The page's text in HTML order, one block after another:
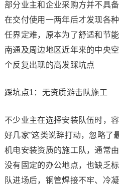
部分业主和企业采购方并不具
在交付使用一两年后才发现各
任界定难，原本为了舒适和节
南通及周边地区近年来的中央
个反复出现的高发踩坑点
踩坑点1：无资质游击队施工
不少业主在选择安装队伍时，
好几家”这类说辞打动，忽略了
机电安装资质的施工队，通常
没有固定的办公地点，也缺乏
队进场后，铜管焊接不牢、冷